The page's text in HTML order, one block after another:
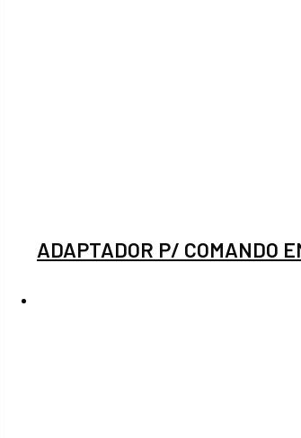
ADAPTADOR P/ COMANDO